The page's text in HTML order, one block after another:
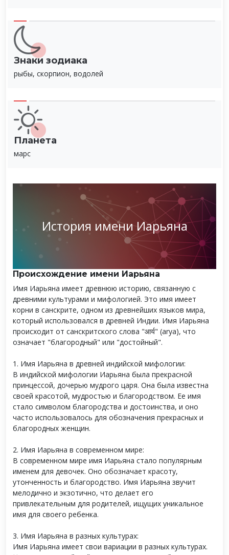
Знаки зодиака
рыбы, скорпион, водолей
Планета
марс
История имени Иарьяна
Происхождение имени Иарьяна
Имя Иарьяна имеет древнюю историю, связанную с
древними культурами и мифологией. Это имя имеет
корни в санскрите, одном из древнейших языков мира,
который использовался в древней Индии. Имя Иарьяна
происходит от санскритского слова "आर्य" (arya), что
означает "благородный" или "достойный".
1. Имя Иарьяна в древней индийской мифологии:
В индийской мифологии Иарьяна была прекрасной
принцессой, дочерью мудрого царя. Она была известна
своей красотой, мудростью и благородством. Ее имя
стало символом благородства и достоинства, и оно
часто использовалось для обозначения прекрасных и
благородных женщин.
2. Имя Иарьяна в современном мире:
В современном мире имя Иарьяна стало популярным
именем для девочек. Оно обозначает красоту,
утонченность и благородство. Имя Иарьяна звучит
мелодично и экзотично, что делает его
привлекательным для родителей, ищущих уникальное
имя для своего ребенка.
3. Имя Иарьяна в разных культурах:
Имя Иарьяна имеет свои вариации в разных культурах.